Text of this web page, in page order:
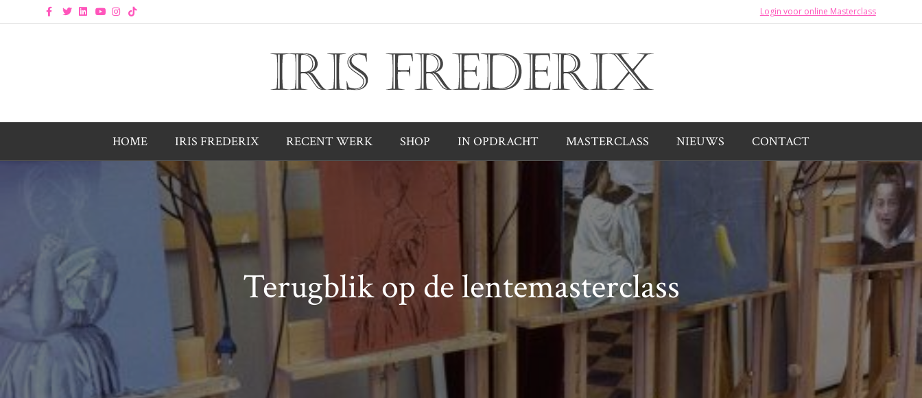
Facebook
TwitterLinkedinYoutubeInstagram
Tiktok Login voor online Masterclass
HOME IRIS FREDERIX RECENT WERK SHOP IN OPDRACHT MASTERCLASS NIEUWS CONTACT
Terugblik op de lentemasterclass